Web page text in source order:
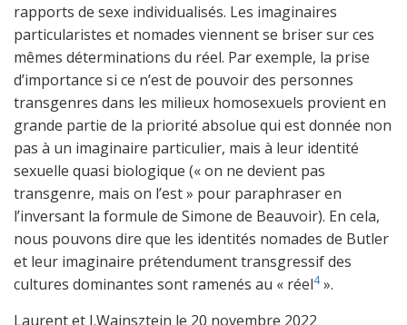
rapports de sexe individualisés. Les imaginaires
particularistes et nomades viennent se briser sur ces
mêmes déterminations du réel. Par exemple, la prise
d’importance si ce n’est de pouvoir des personnes
transgenres dans les milieux homosexuels provient en
grande partie de la priorité absolue qui est donnée non
pas à un imaginaire particulier, mais à leur identité
sexuelle quasi biologique (« on ne devient pas
transgenre, mais on l’est » pour paraphraser en
l’inversant la formule de Simone de Beauvoir). En cela,
nous pouvons dire que les identités nomades de Butler
et leur imaginaire prétendument transgressif des
cultures dominantes sont ramenés au « réel4».
Laurent et J.Wajnsztejn le 20 novembre 2022